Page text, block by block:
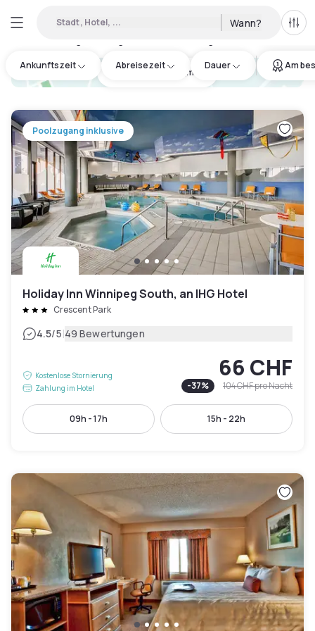
Stadt, Hotel, ... Wann? Alle
Ankunftszeit Abreisezeit Dauer Am
hotel.cta.view_map
Poolzugang inklusive
Holiday Inn Winnipeg South, an IHG Hotel
Crescent Park
4.5/5|49 Bewertungen
Kostenlose Stornierung
Zahlung im Hotel
66 CHF
-37% 104 CHFpro Nacht
09h - 17h 15h - 22h